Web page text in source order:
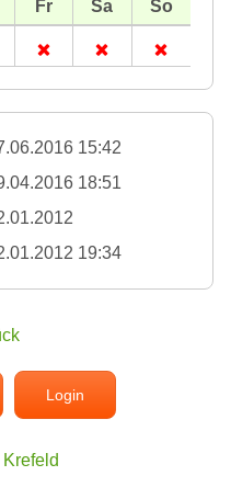
15:42
18:51
19:34
Login
Krefeld